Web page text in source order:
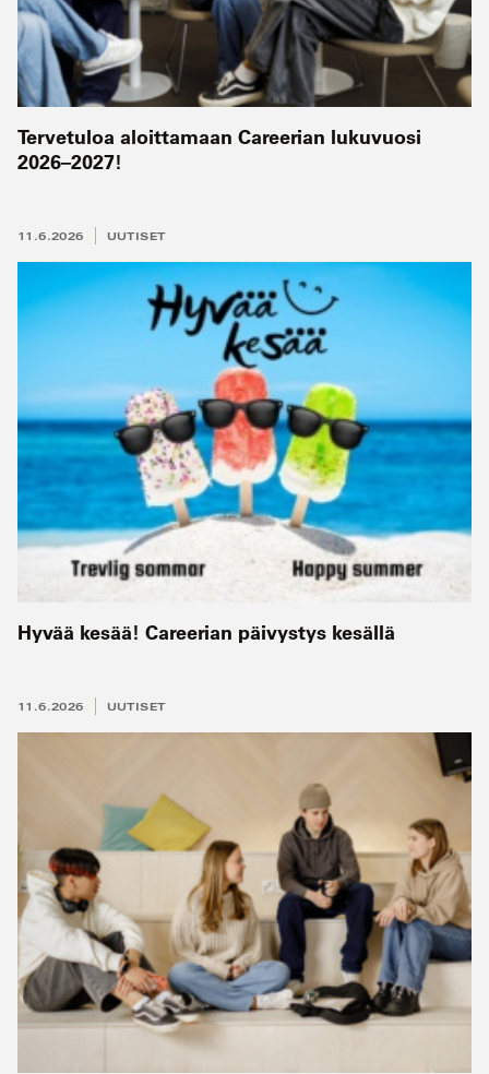
Tervetuloa aloittamaan Careerian lukuvuosi
2026–2027!
11.6.2026 UUTISET
Hyvää kesää! Careerian päivystys kesällä
11.6.2026 UUTISET